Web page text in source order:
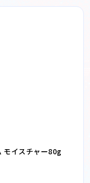
モイスチャー80g